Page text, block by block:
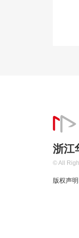
浙江
© All
版权声明